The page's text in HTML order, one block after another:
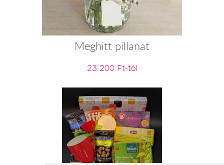
Meghitt pillanat
23 200 Ft-tól